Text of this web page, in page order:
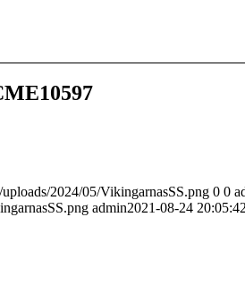
2024/05/VikingarnasSS.png 0 0
admin2021-08-24 20:05:42